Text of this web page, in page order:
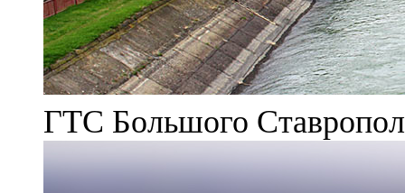
ГТС Большого